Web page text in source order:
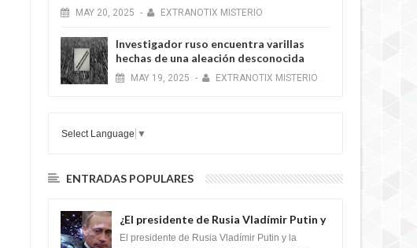
MAY 20, 2025 - EXTRANOTIX MISTERIO
Investigador ruso encuentra varillas
hechas de una aleación desconocida
MAY 19, 2025 - EXTRANOTIX MISTERIO
Select Language ▼
ENTRADAS POPULARES
¿El presidente de Rusia Vladímir Putin y
la Federación Galactica han firmado un
El presidente de Rusia Vladímir Putin y la